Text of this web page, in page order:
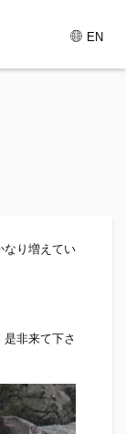
EN
なり増えてい
非来て下さ